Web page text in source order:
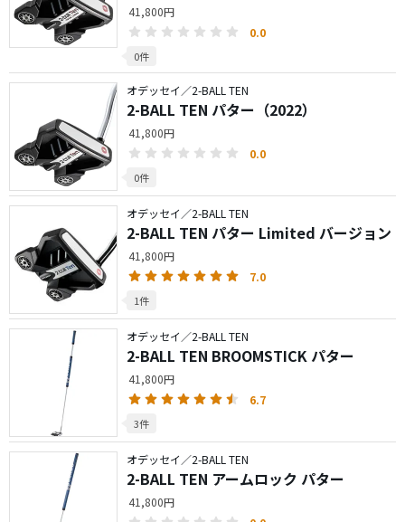
41,800円
0.0
0件
オデッセイ／2-BALL TEN
2-BALL TEN パター（2022）
41,800円
0.0
0件
オデッセイ／2-BALL TEN
2-BALL TEN パター Limited バージョン
41,800円
7.0
1件
オデッセイ／2-BALL TEN
2-BALL TEN BROOMSTICK パター
41,800円
6.7
3件
オデッセイ／2-BALL TEN
2-BALL TEN アームロック パター
41,800円